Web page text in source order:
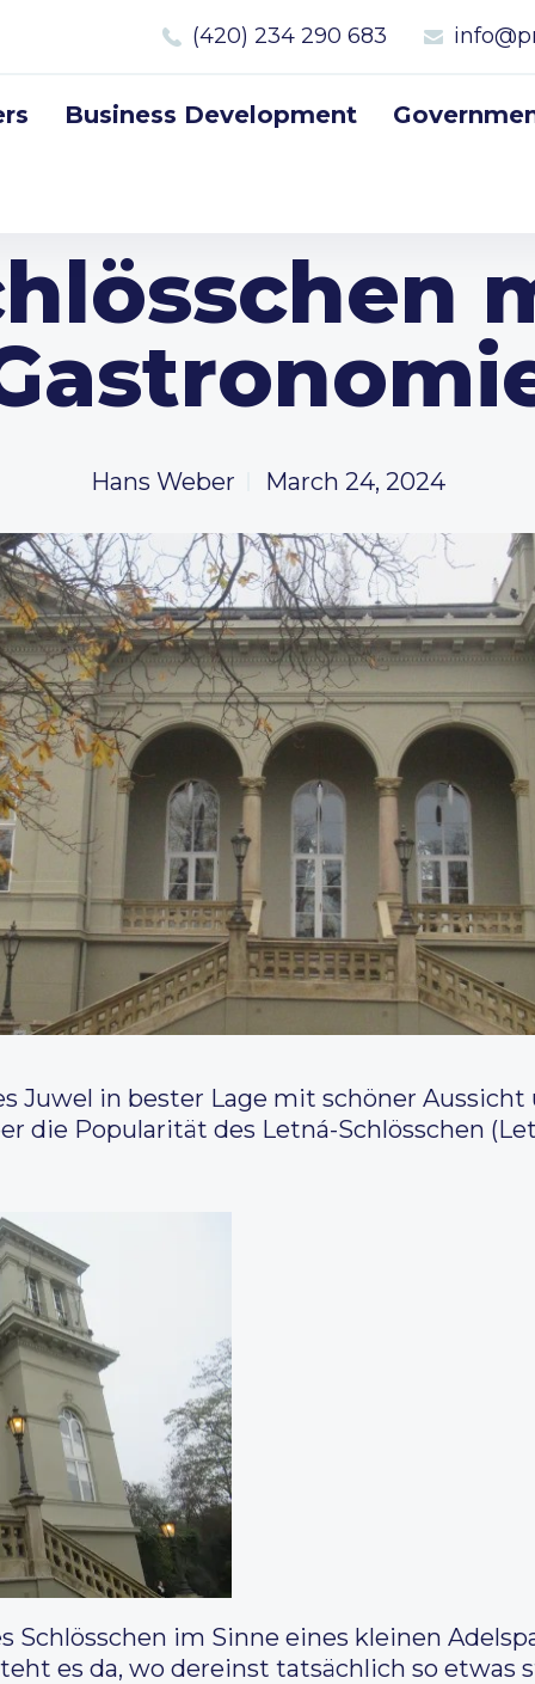
(420) 234 290 683
Business Development
Hans Weber March 24, 2024
Juwel in bester Lage mit schöner
die Popularität des Letná-Schlösschen
Schlösschen im Sinne eines kleinen
es da, wo dereinst tatsächlich so etwas